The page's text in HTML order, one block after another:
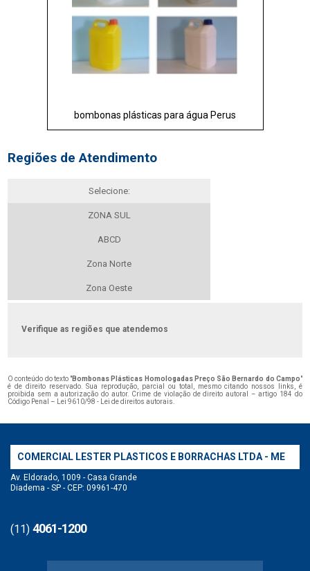
bombonas plásticas para água Perus
Regiões de Atendimento
Selecione:
ZONA SUL
ABCD
Zona Norte
Zona Oeste
Verifique as regiões que atendemos
O conteúdo do texto "Bombonas Plásticas Homologadas Preço São Bernardo do Campo"
é de direito reservado. Sua reprodução, parcial ou total, mesmo citando nossos links, é
proibida sem a autorização do autor. Crime de violação de direito autoral – artigo 184 do
Código Penal –
Lei 9610/98 - Lei de direitos autorais
COMERCIAL LESTER PLASTICOS E BORRACHAS LTDA - ME
Av. Eldorado, 1009 - Casa Grande
Diadema - SP - CEP: 09961-470
(11) 4061-1200